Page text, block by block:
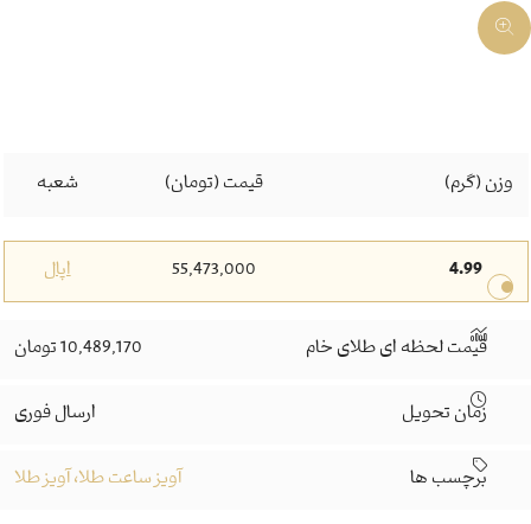
وزن (گرم) قیمت (تومان) شعبه
4.99
55,473,000 اپال
قیمت لحظه ای طلای خام 10,489,170 تومان
زمان تحویل ارسال فوری
برچسب ها آویز ساعت طلا، آویز طلا